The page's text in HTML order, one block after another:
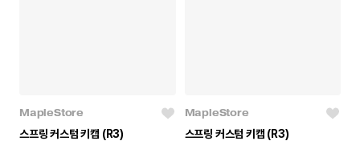
MapleStore
스프링 커스텀 키캡 (R3)
MapleStore
스프링 커스텀 키캡 (R3)